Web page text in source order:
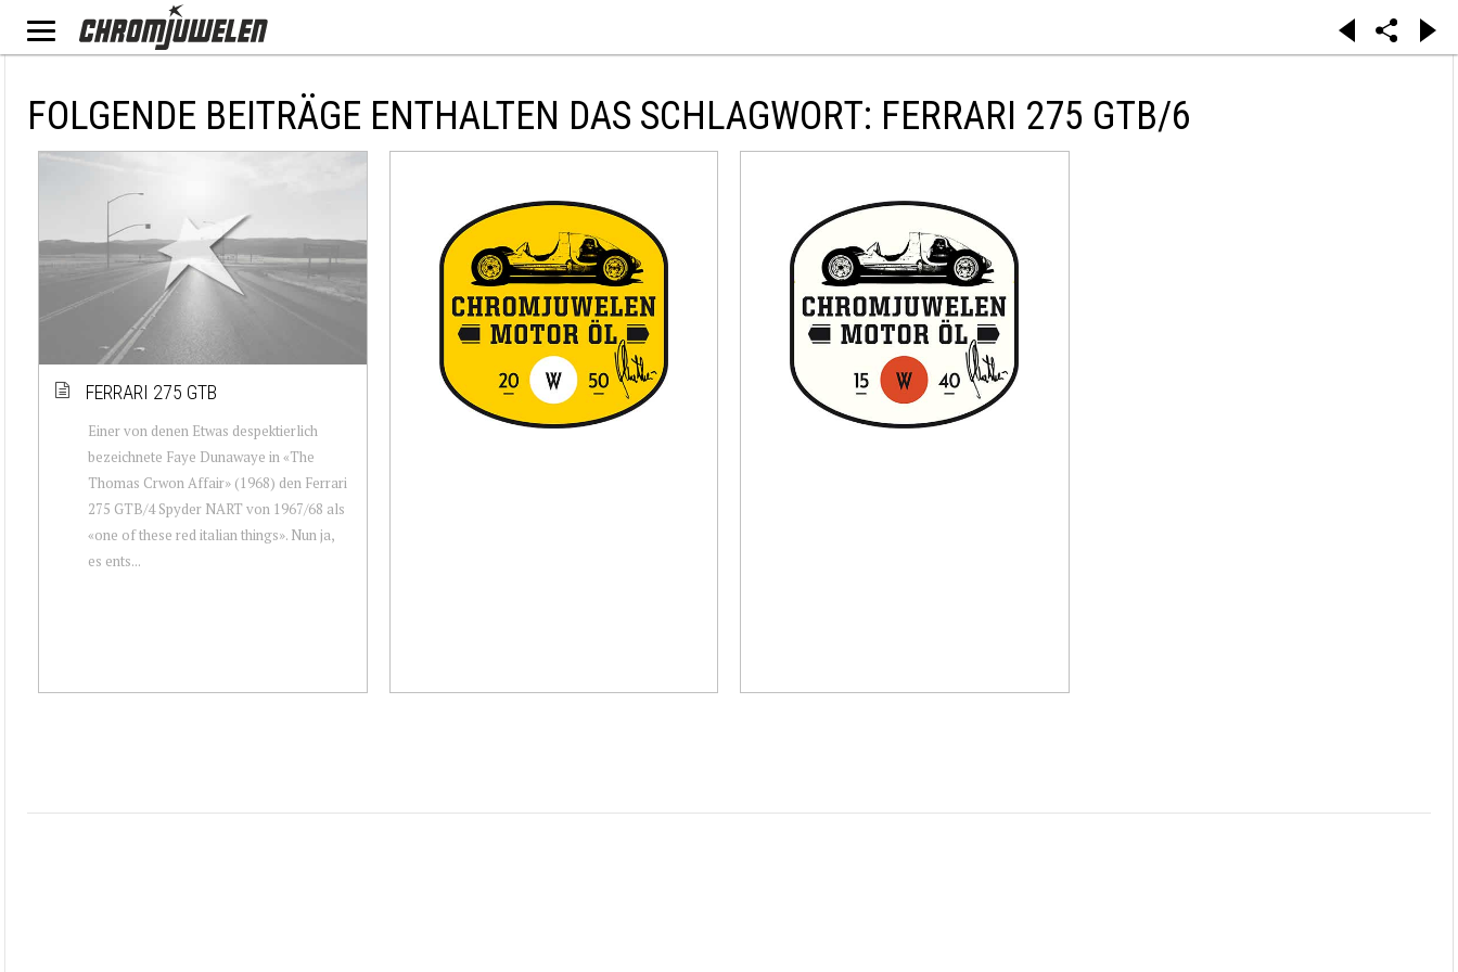
FOLGENDE BEITRÄGE ENTHALTEN DAS SCHLAGWORT: FERRARI 275 GTB/6
FERRARI 275 GTB
Einer von denen Etwas despektierlich
bezeichnete Faye Dunawaye in «The
Thomas Crwon Affair» (1968) den Ferrari
275 GTB/4 Spyder NART von 1967/68 als
«one of these red italian things». Nun ja,
es ents...